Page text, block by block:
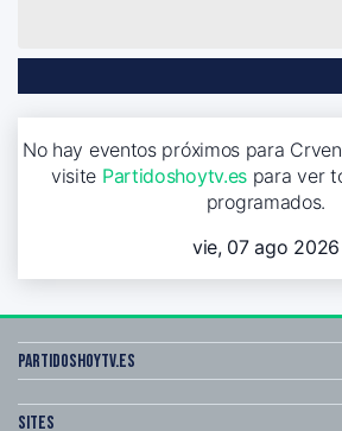
No hay eventos próximos para
visite Partidoshoytv.es para ver
programados.
vie, 07 ago 2026
Partidoshoytv.es
Sites